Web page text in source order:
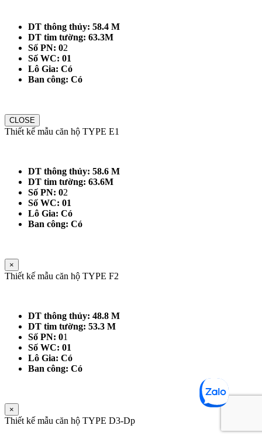
DT thông thủy: 58.4 M
DT tim tường: 63.3M
Số PN: 02
Số WC: 01
Lô Gia: Có
Ban công: Có
CLOSE
Thiết kế mẫu căn hộ TYPE E1
DT thông thủy: 58.6 M
DT tim tường: 63.6M
Số PN: 02
Số WC: 01
Lô Gia: Có
Ban công: Có
×
Thiết kế mẫu căn hộ TYPE F2
DT thông thủy: 48.8 M
DT tim tường: 53.3 M
Số PN: 01
Số WC: 01
Lô Gia: Có
Ban công: Có
×
Thiết kế mẫu căn hộ TYPE D3-Dp